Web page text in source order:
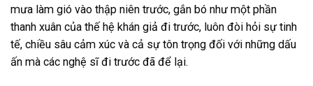
mưa làm gió vào thập niên trước, gắn bó như một phần
thanh xuân của thế hệ khán giả đi trước, luôn đòi hỏi sự tinh
tế, chiều sâu cảm xúc và cả sự tôn trọng đối với những dấu
ấn mà các nghệ sĩ đi trước đã để lại.